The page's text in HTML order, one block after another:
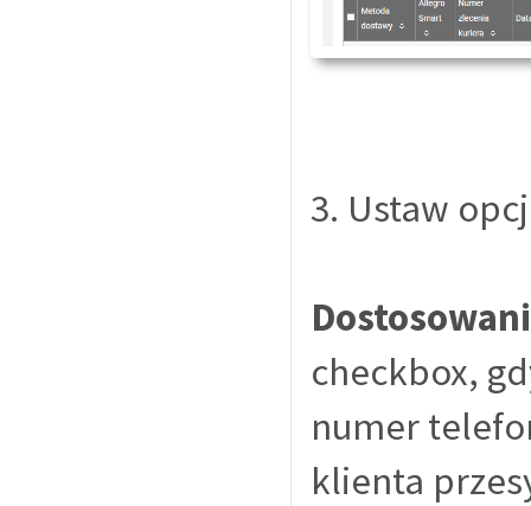
3. Ustaw
checkbox,
numer
klienta